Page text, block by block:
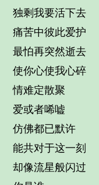
独剩我要活下去
痛苦中彼此爱护
最怕再突然逝去
使你心使我心碎
情难定散聚
爱或者唏嘘
仿佛都已默许
能共对于这一刻
却像流星般闪过